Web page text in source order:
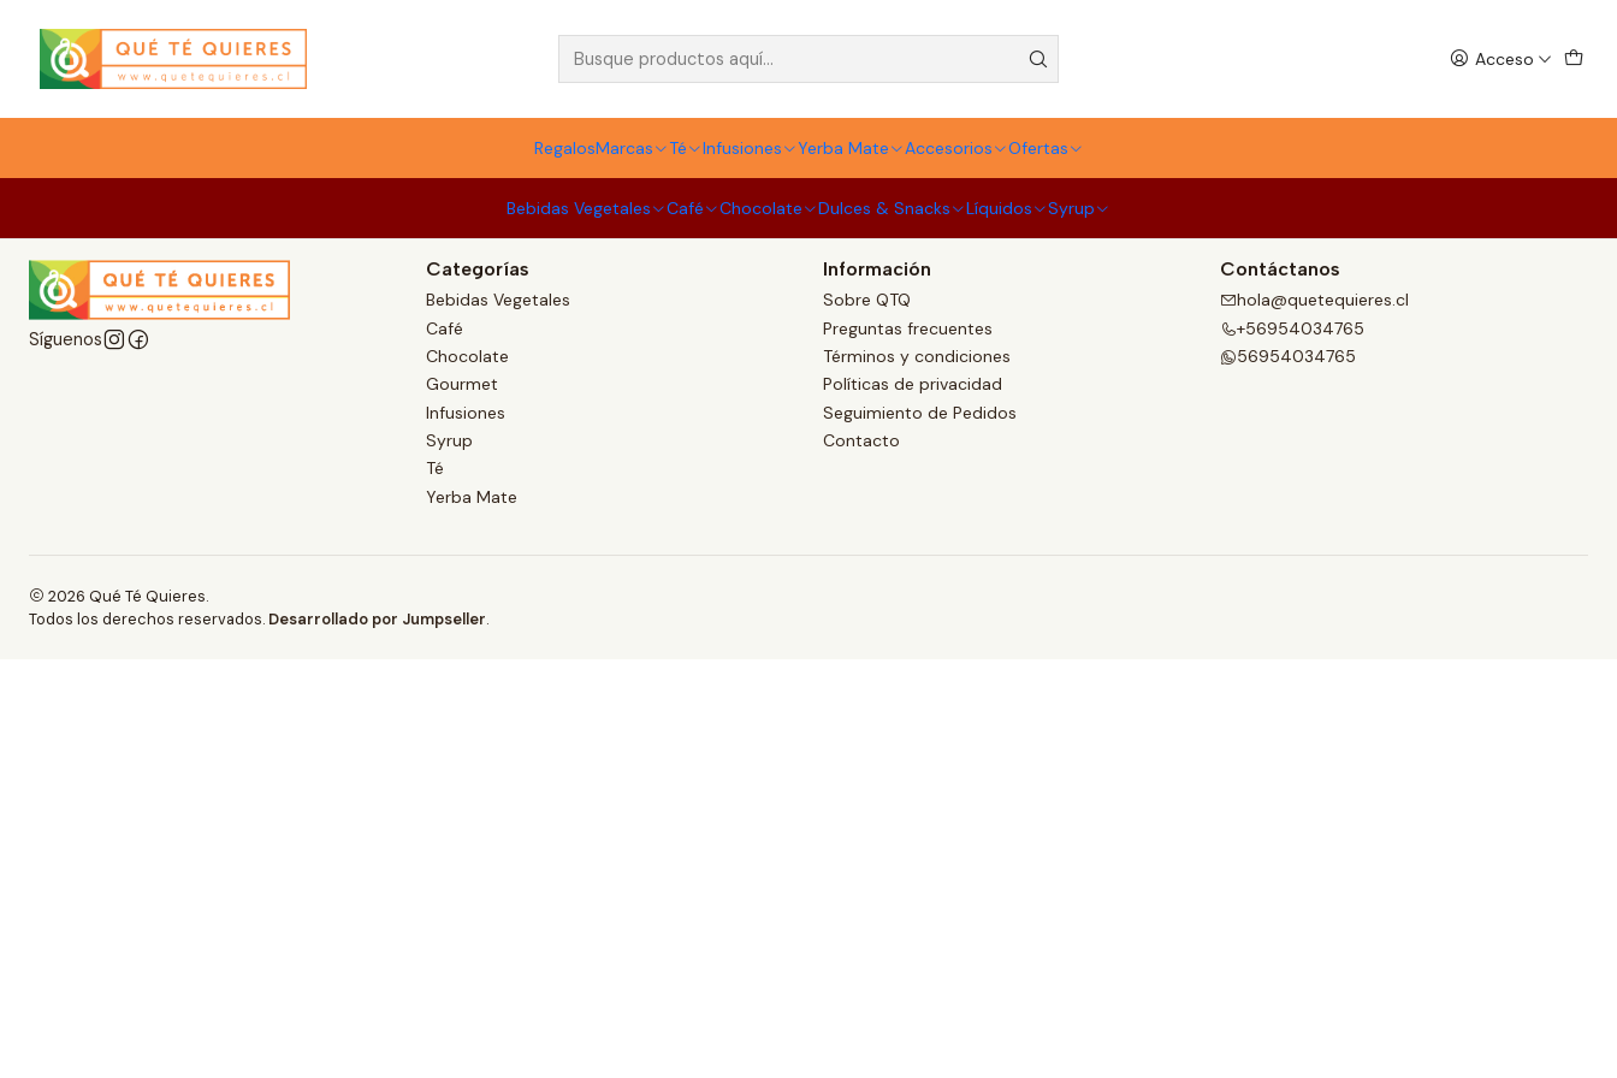
Acceso
RegalosMarcas Té Infusiones Yerba Mate Accesorios Ofertas
Bebidas Vegetales Café Chocolate Dulces & Snacks Líquidos Syrup
Thermos
Síguenos
Categorías
Bebidas Vegetales
Café
Chocolate
Gourmet
Infusiones
Syrup
Té
Yerba Mate
Información
Sobre QTQ
Preguntas frecuentes
Términos y condiciones
Políticas de privacidad
Seguimiento de Pedidos
Contacto
Contáctanos
hola@quetequieres.cl
+56954034765
56954034765
2026 Qué Té Quieres.
Todos los derechos reservados. Desarrollado por Jumpseller.